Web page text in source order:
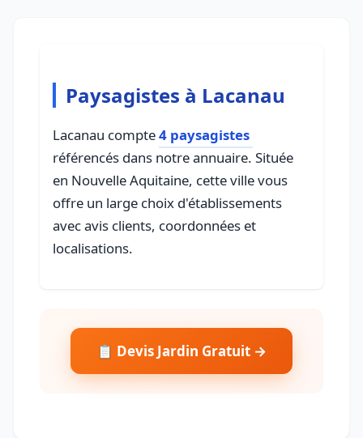
Paysagistes à Lacanau
Lacanau compte4 paysagistes
référencés dans notre annuaire. Située
en Nouvelle Aquitaine, cette ville vous
offre un large choix d'établissements
avec avis clients, coordonnées et
localisations.
📋 Devis Jardin Gratuit →